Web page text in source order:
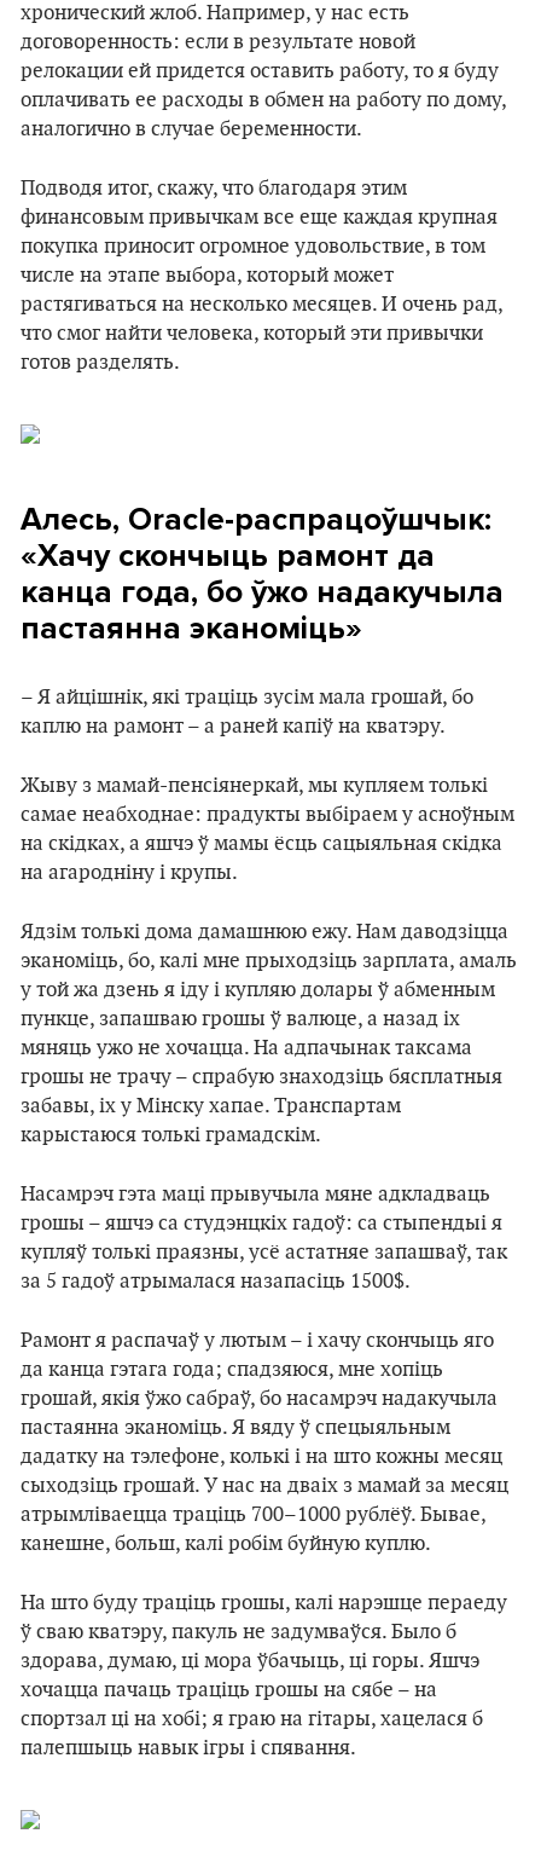
хронический жлоб. Например, у нас есть
договоренность: если в результате новой
релокации ей придется оставить работу, то я буду
оплачивать ее расходы в обмен на работу по дому,
аналогично в случае беременности.
Подводя итог, скажу, что благодаря этим
финансовым привычкам все еще каждая крупная
покупка приносит огромное удовольствие, в том
числе на этапе выбора, который может
растягиваться на несколько месяцев. И очень рад,
что смог найти человека, который эти привычки
готов разделять.
Алесь, Oracle-распрацоўшчык:
«Хачу скончыць рамонт да
канца года, бо ўжо надакучыла
пастаянна эканоміць»
– Я айцiшнiк, якi трацiць зусiм мала грошай, бо
каплю на рамонт – а раней капіў на кватэру.
Жыву з мамай-пенсіянеркай, мы купляем толькі
самае неабходнае: прадукты выбiраем у асноўным
на скідках, а яшчэ ў мамы ёсць сацыяльная скідка
на агародніну і крупы.
Ядзім толькі дома дамашнюю ежу. Нам даводзіцца
эканоміць, бо, калі мне прыходзіць зарплата, амаль
у той жа дзень я іду і купляю долары ў абменным
пункце, запашваю грошы ў валюце, а назад іх
мяняць ужо не хочацца. На адпачынак таксама
грошы не трачу – спрабую знаходзіць бясплатныя
забавы, іх у Мінску хапае. Транспартам
карыстаюся толькі грамадскім.
Насамрэч гэта мацi прывучыла мяне адкладваць
грошы – яшчэ са студэнцкіх гадоў: са стыпендыi я
купляў толькі праязны, усё астатняе запашваў, так
за 5 гадоў атрымалася назапасіць 1500$.
Рамонт я распачаў у лютым – i хачу скончыць яго
да канца гэтага года; спадзяюся, мне хопіць
грошай, якія ўжо сабраў, бо насамрэч надакучыла
пастаянна эканоміць. Я вяду ў спецыяльным
дадатку на тэлефоне, колькі і на што кожны месяц
сыходзіць грошай. У нас на дваіх з мамай за месяц
атрымліваецца траціць 700–1000 рублёў. Бывае,
канешне, больш, калі робім буйную куплю.
На што буду трацiць грошы, калi нарэшце пераеду
ў сваю кватэру, пакуль не задумваўся. Было б
здорава, думаю, ці мора ўбачыць, ці горы. Яшчэ
хочацца пачаць траціць грошы на сябе – на
спортзал ці на хобі; я граю на гітары, хацелася б
палепшыць навык ігры і спявання.